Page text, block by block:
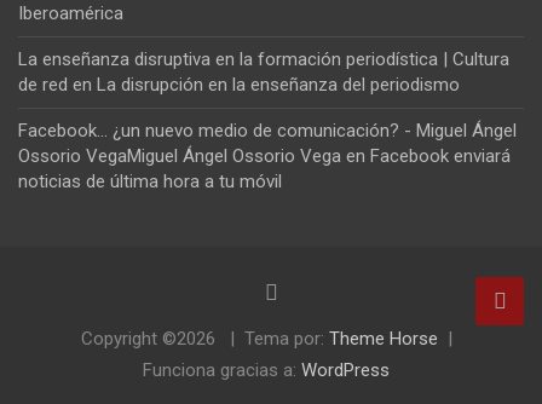
Iberoamérica
La enseñanza disruptiva en la formación periodística | Cultura
de red en La disrupción en la enseñanza del periodismo
Facebook... ¿un nuevo medio de comunicación? - Miguel Ángel
Ossorio VegaMiguel Ángel Ossorio Vega en Facebook enviará
noticias de última hora a tu móvil
Copyright ©2026 Tema por: Theme Horse
Funciona gracias a: WordPress